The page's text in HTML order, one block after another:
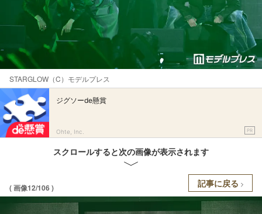
STARGLOW（C）モデルプレス
ジグソーde懸賞
Ohte, Inc. PR
スクロールすると次の画像が表示されます
( 画像12/106 ) 記事に戻る